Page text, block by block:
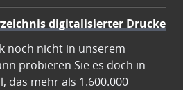
digitalisierter Drucke
noch nicht in unserem
probieren Sie es doch in
das mehr als 1.600.000